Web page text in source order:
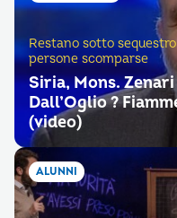
Restano sotto
persone scomparse
Siria, Mons.
Dall’Oglio ?
(video)
ALUNNI